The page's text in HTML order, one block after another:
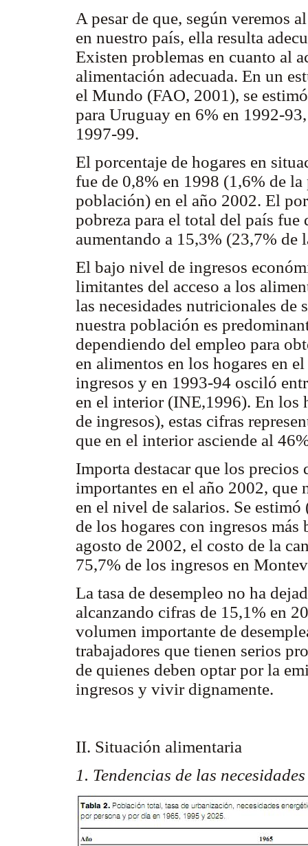
A pesar de que, según veremos
en nuestro país, ella resulta
Existen problemas en cuanto al
alimentación adecuada. En un
el Mundo (FAO, 2001), se
para Uruguay en 6% en 1992-
1997-99.
El porcentaje de hogares en
fue de 0,8% en 1998 (1,6% de
población) en el año 2002. El
pobreza para el total del país
aumentando a 15,3% (23,7%
El bajo nivel de ingresos
limitantes del acceso a los
las necesidades nutricionales de
nuestra población es
dependiendo del empleo para
en alimentos en los hogares en
ingresos y en 1993-94 osciló
en el interior (INE,1996). En los
de ingresos), estas cifras
que en el interior asciende al
Importa destacar que los precios
importantes en el año 2002, que
en el nivel de salarios. Se
de los hogares con ingresos
agosto de 2002, el costo de la
75,7% de los ingresos en
La tasa de desempleo no ha
alcanzando cifras de 15,1% en
volumen importante de
trabajadores que tienen serios
de quienes deben optar por la
ingresos y vivir dignamente.
II. Situación alimentaria
1. Tendencias de las